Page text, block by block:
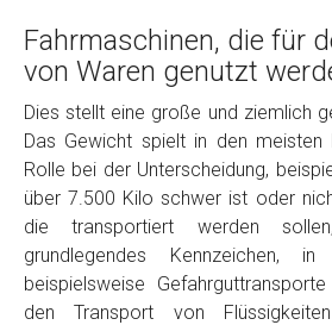
Kilometerstand
Preisvorstellung
Name*
Telefon
Fahrmaschinen, die für
von Waren genutzt
Dies stellt eine große und ziemlich
Das Gewicht spielt in den meisten
Rolle bei der Unterscheidung,
über 7.500 Kilo schwer ist oder
die transportiert werden
grundlegendes Kennzeichen,
beispielsweise
den Transport von